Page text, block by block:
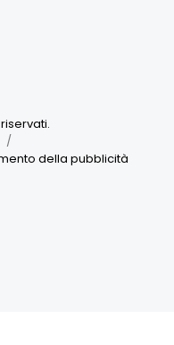
riservati.
della pubblicità